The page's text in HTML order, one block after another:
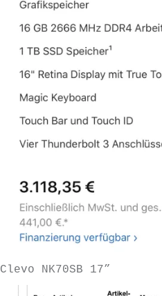
Clevo NK70SB 17”